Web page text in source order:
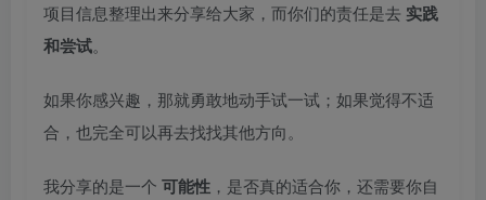
项目信息整理出来分享给大家，而你们的责任是去 实践
和尝试。
如果你感兴趣，那就勇敢地动手试一试；如果觉得不适
合，也完全可以再去找找其他方向。
我分享的是一个 可能性 ，是否真的适合你，还需要你自